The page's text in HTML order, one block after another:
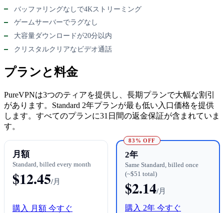
バッファリングなしで4Kストリーミング
ゲームサーバーでラグなし
大容量ダウンロードが20分以内
クリスタルクリアなビデオ通話
プランと料金
PureVPNは3つのティアを提供し、長期プランで大幅な割引
があります。Standard 2年プランが最も低い入口価格を提供
します。すべてのプランに31日間の返金保証が含まれていま
す。
月額
Standard, billed every month
$12.45/月
購入 月額 今すぐ
83% OFF
2年
Same Standard, billed once
(~$51 total)
$2.14/月
購入 2年 今すぐ